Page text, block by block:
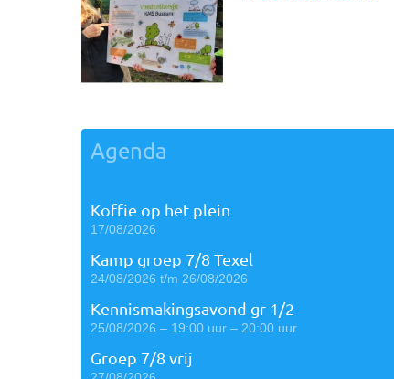
Agenda
Koffie op het plein
17/08/2026
Kamp groep 7/8 Texel
24/08/2026 t/m 26/08/2026
Kennismakingsavond gr 1/2
25/08/2026 – 19:00 uur – 20:00 uur
Groep 7/8 vrij